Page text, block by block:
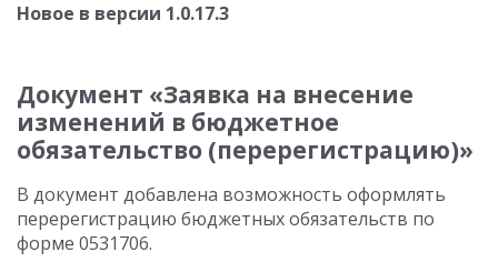
Новое в версии 1.0.17.3
Документ «Заявка на внесение
изменений в бюджетное
обязательство (перерегистрацию)»
В документ добавлена возможность оформлять
перерегистрацию бюджетных обязательств по
форме 0531706.